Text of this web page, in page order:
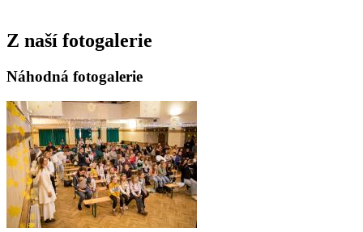
Z naší fotogalerie
Náhodná fotogalerie